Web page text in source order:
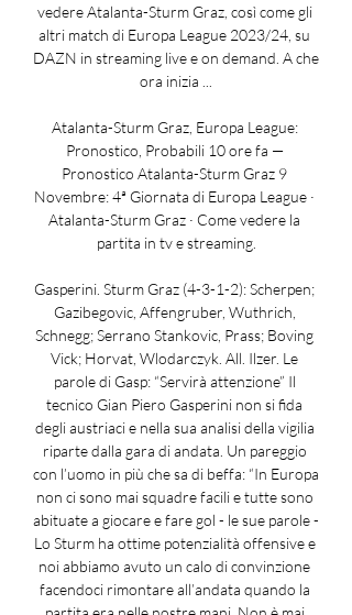
vedere Atalanta-Sturm Graz, così come gli
altri match di Europa League 2023/24, su
DAZN in streaming live e on demand. A che
ora inizia ...
Atalanta-Sturm Graz, Europa League:
Pronostico, Probabili 10 ore fa —
Pronostico Atalanta-Sturm Graz 9
Novembre: 4ª Giornata di Europa League ·
Atalanta-Sturm Graz · Come vedere la
partita in tv e streaming.
Gasperini. Sturm Graz (4-3-1-2): Scherpen;
Gazibegovic, Affengruber, Wuthrich,
Schnegg; Serrano Stankovic, Prass; Boving
Vick; Horvat, Wlodarczyk. All. Ilzer. Le
parole di Gasp: “Servirà attenzione” Il
tecnico Gian Piero Gasperini non si fida
degli austriaci e nella sua analisi della vigilia
riparte dalla gara di andata. Un pareggio
con l’uomo in più che sa di beffa: “In Europa
non ci sono mai squadre facili e tutte sono
abituate a giocare e fare gol - le sue parole -
Lo Sturm ha ottime potenzialità offensive e
noi abbiamo avuto un calo di convinzione
facendoci rimontare all’andata quando la